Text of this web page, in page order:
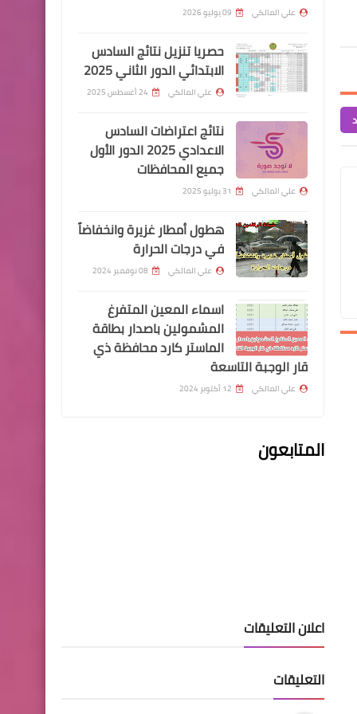
السلف
اندرويد
حدث تطبيق فودو الآن نسخ
الاندرويد تحديث نار
اخبار العامة
التجارة : تعلن وصول باخرة
من الرز التايلندي لصالح السلة
الغذائية.
دائرة التقاعد العسكري تتجاوز
اسماء الوجبة اثنان وعشرون
نقل نفوس وتغيير الاسماء
علي المالكي 09 يوليو 2026
حصريا تنزيل نتائج السادس
الابتدائي الدور الثاني 2025
علي المالكي 24 أغسطس 2025
نتائج اعتراضات السادس
الاعدادي 2025 الدور الأول
جميع المحافظات
علي المالكي 31 يوليو 2025
هطول أمطار غزيرة وانخفاضاً
في درجات الحرارة
علي المالكي 08 نوفمبر 2024
اسماء المعين المتفرغ
المشمولين باصدار بطاقة
الماستر كارد محافظة ذي
قار الوجبة التاسعة
علي المالكي 12 أكتوبر 2024
المتابعون
اعلان التعليقات
التعليقات